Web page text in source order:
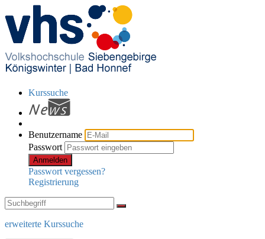
Kurssuche
Benutzername
Passwort
Anmelden
Passwort vergessen?
Registrierung
erweiterte Kurssuche